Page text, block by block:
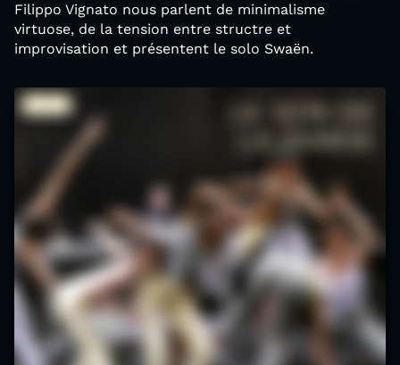
Filippo Vignato nous parlent de minimalisme
virtuose, de la tension entre structre et
improvisation et présentent le solo Swaën.